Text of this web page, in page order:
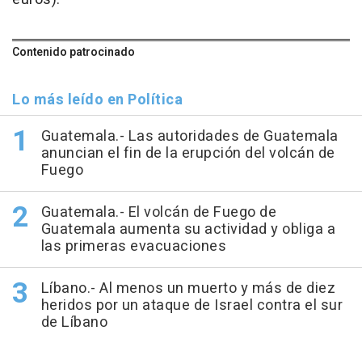
Contenido patrocinado
Lo más leído en Política
Guatemala.- Las autoridades de Guatemala
anuncian el fin de la erupción del volcán de
Fuego
Guatemala.- El volcán de Fuego de
Guatemala aumenta su actividad y obliga a
las primeras evacuaciones
Líbano.- Al menos un muerto y más de diez
heridos por un ataque de Israel contra el sur
de Líbano